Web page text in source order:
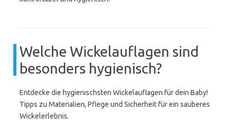
Welche Wickelauflagen sind
besonders hygienisch?
Entdecke die hygienischsten Wickelauflagen für dein Baby!
Tipps zu Materialien, Pflege und Sicherheit für ein sauberes
Wickelerlebnis.